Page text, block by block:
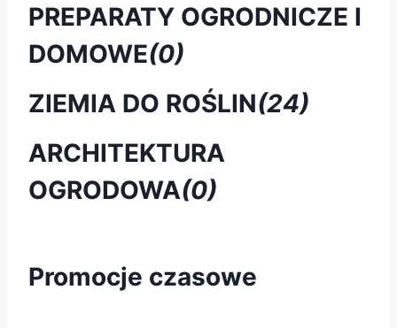
PREPARATY OGRODNICZE I
DOMOWE(0)
ZIEMIA DO ROŚLIN(24)
ARCHITEKTURA
OGRODOWA(0)
Promocje czasowe